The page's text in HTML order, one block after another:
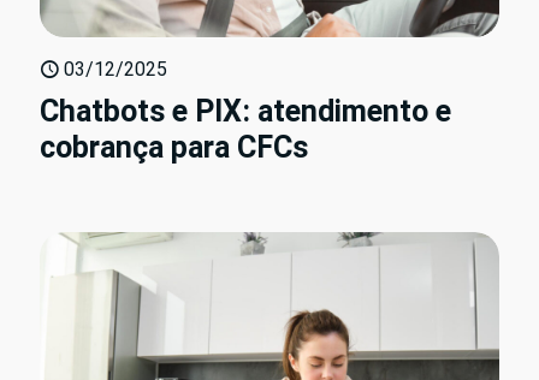
03/12/2025
Chatbots e PIX: atendimento e
cobrança para CFCs